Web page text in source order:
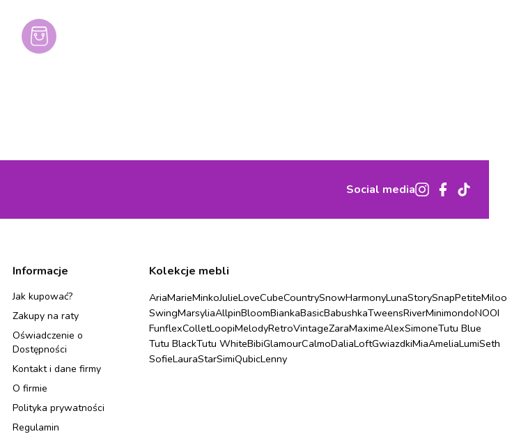
Social media
Informacje
Jak kupować?
Zakupy na raty
Oświadczenie o
Dostępności
Kontakt i dane firmy
O firmie
Polityka prywatności
Regulamin
Kolekcje mebli
AriaMarieMinkoJulieLoveCubeCountrySnowHarmonyLunaStorySnapPetiteMiloo
SwingMarsyliaAllpinBloomBiankaBasicBabushkaTweensRiverMinimondoNOOI
FunflexColletLoopiMelodyRetroVintageZaraMaximeAlexSimoneTutu Blue
Tutu BlackTutu WhiteBibiGlamourCalmoDaliaLoftGwiazdkiMiaAmeliaLumiSeth
SofieLauraStarSimiQubicLenny